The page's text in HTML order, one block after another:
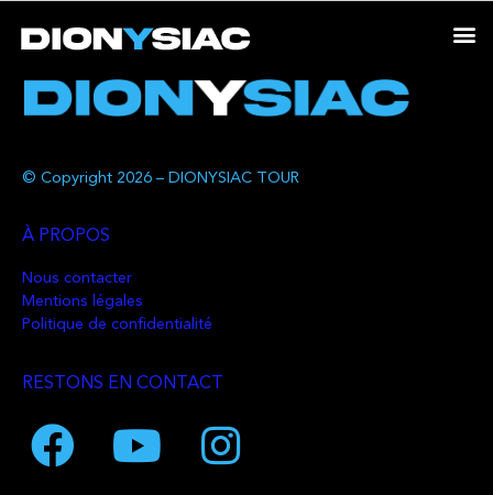
© Copyright 2026 – DIONYSIAC TOUR
À PROPOS
Nous contacter
Mentions légales
Politique de confidentialité
RESTONS EN CONTACT